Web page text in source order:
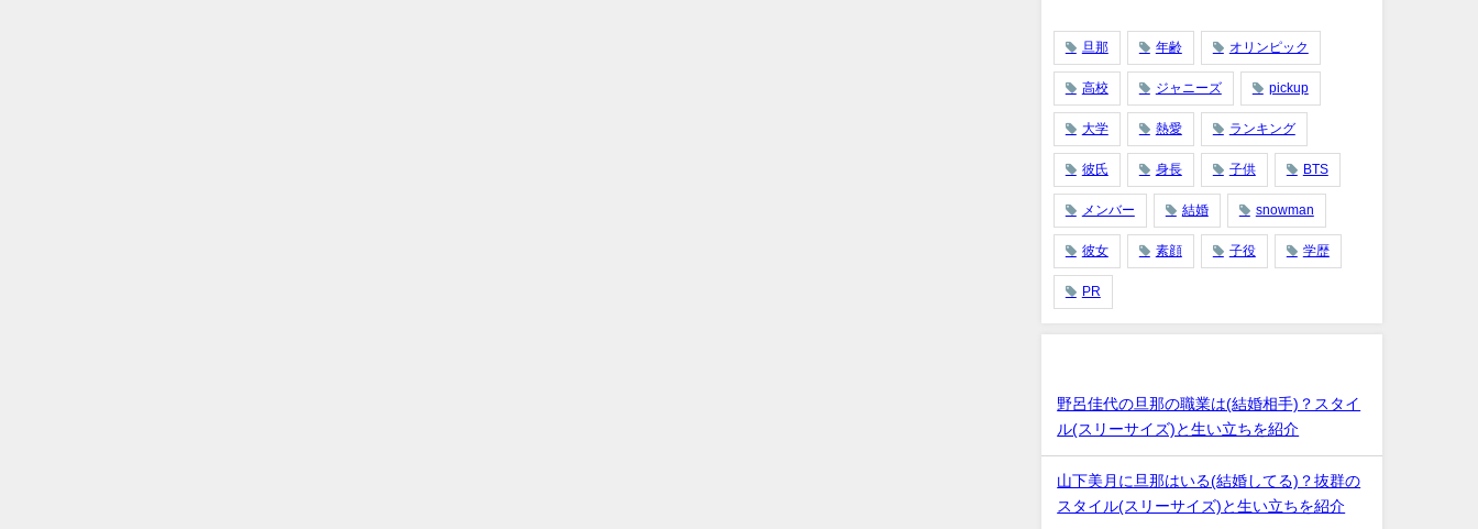
旦那 年齢 オリンピック
高校 ジャニーズ pickup
大学 熱愛 ランキング
彼氏 身長 子供 BTS
メンバー 結婚 snowman
彼女 素顔 子役 学歴
PR
野呂佳代の旦那の職業は(結婚相手)？スタイ
ル(スリーサイズ)と生い立ちを紹介
山下美月に旦那はいる(結婚してる)？抜群の
スタイル(スリーサイズ)と生い立ちを紹介